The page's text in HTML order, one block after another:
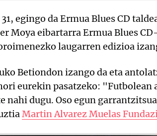
egingo da Ermua Blues CD
Moya eibartarra Ermua Blues
laugarren edizioa
Betiondon izango da eta
eurekin pasatzeko: "Futbolean
nahi dugu. Oso egun
Martin Alvarez Muelas